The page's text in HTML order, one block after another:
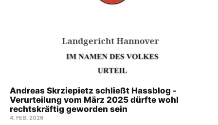
Andreas Skrziepietz schließt Hassblog -
Verurteilung vom März 2025 dürfte wohl
rechtskräftig geworden sein
4. FEB. 2026